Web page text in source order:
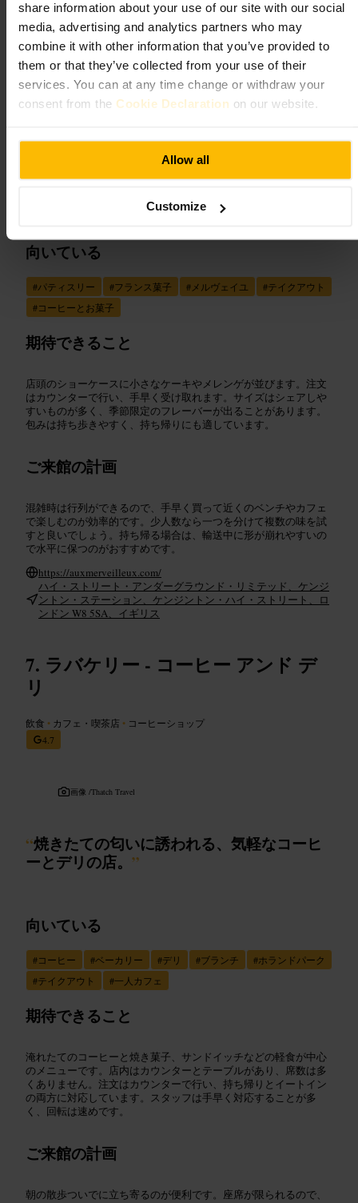
share information about your use of our site with our social
media, advertising and analytics partners who may
combine it with other information that you’ve provided to
them or that they’ve collected from your use of their
services. You can at any time change or withdraw your
consent from the Cookie Declaration on our website.
Allow all
Customize
オー・メルヴェイユー・ドゥ・フ
レッド
4.4
向いている
#パティスリー #フランス菓子 # メルヴェイユ #テイクアウト
#コーヒーとお菓子
期待できること
店頭のショーケースに小さなケーキやメレンゲが並びます。注文
はカウンターで行い、手早く受け取れます。サイズはシェアしや
すいものが多く、季節限定のフレーバーが出ることがあります。
包みは持ち歩きやすく、持ち帰りにも適しています。
ご来館の計画
混雑時は行列ができるので、手早く買って近くのベンチやカフェ
で楽しむのが効率的です。少人数なら一つを分けて複数の味を試
すと良いでしょう。持ち帰る場合は、輸送中に形が崩れやすいの
で水平に保つのがおすすめです。
https://auxmerveilleux.com/
ハイ・ストリート・アンダーグラウンド・リミテッド、ケンジ
ントン・ステーション、ケンジントン・ハイ・ストリート、ロ
ンドン W8 5SA、イギリス
ラバケリー - コーヒー アンド デ
リ
飲食 • カフェ・喫茶店 • コーヒーショップ
4.7
画像 /Thatch Travel
“焼きたての匂いに誘われる、気軽なコーヒ
ーとデリの店。 ”
向いている
#コーヒー #ベーカリー #デリ #ブランチ #ホランドパーク
#テイクアウト #一人カフェ
期待できること
淹れたてのコーヒーと焼き菓子、サンドイッチなどの軽食が中心
のメニューです。店内はカウンターとテーブルがあり、席数は多
くありません。注文はカウンターで行い、持ち帰りとイートイン
の両方に対応しています。スタッフは手早く対応することが多
く、回転は速めです。
ご来館の計画
朝の散歩ついでに立ち寄るのが便利です。座席が限られるので、